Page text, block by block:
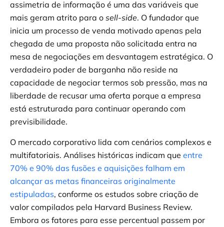
assimetria de informação é uma das variáveis que
mais geram atrito para o sell-side. O fundador que
inicia um processo de venda motivado apenas pela
chegada de uma proposta não solicitada entra na
mesa de negociações em desvantagem estratégica. O
verdadeiro poder de barganha não reside na
capacidade de negociar termos sob pressão, mas na
liberdade de recusar uma oferta porque a empresa
está estruturada para continuar operando com
previsibilidade.
O mercado corporativo lida com cenários complexos e
multifatoriais. Análises históricas indicam que entre
70% e 90% das fusões e aquisições falham em
alcançar as metas financeiras originalmente
estipuladas, conforme os estudos sobre criação de
valor compilados pela Harvard Business Review.
Embora os fatores para esse percentual passem por